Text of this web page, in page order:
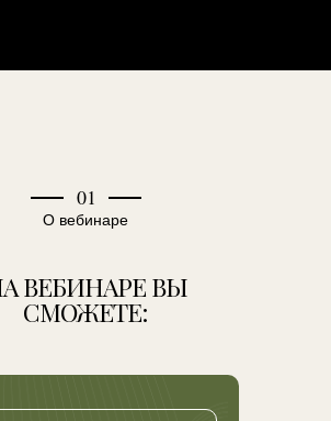
ВЕБИНАРЕ ВЫ
СМОЖЕТЕ:
01
О вебинаре